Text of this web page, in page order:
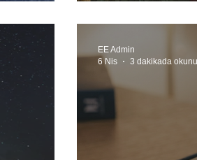
EE Admin
6 Nis
3 dakikada